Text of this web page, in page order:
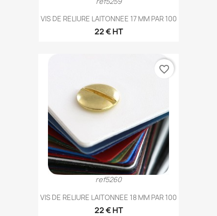
VIS DE RELIURE LAITONNEE 17 MM PAR 100
22 € HT
ref5260
VIS DE RELIURE LAITONNEE 18 MM PAR 100
22 € HT
favorite_border